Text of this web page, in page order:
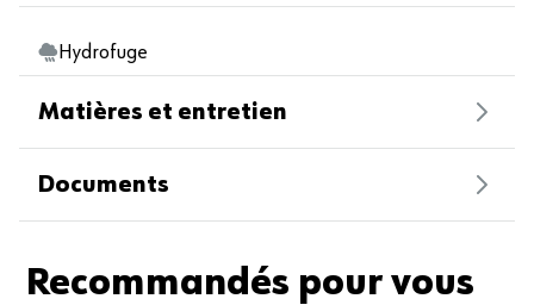
Hydrofuge
Matières et entretien
Documents
Recommandés pour vous